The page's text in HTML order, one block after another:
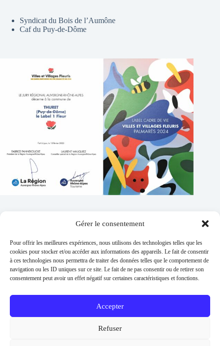
Gérer le consentement
Pour offrir les meilleures expériences, nous utilisons des technologies telles que les
cookies pour stocker et/ou accéder aux informations des appareils. Le fait de consentir
à ces technologies nous permettra de traiter des données telles que le comportement de
navigation ou les ID uniques sur ce site. Le fait de ne pas consentir ou de retirer son
consentement peut avoir un effet négatif sur certaines caractéristiques et fonctions.
Accepter
Refuser
Syndicat du Bois de l’Aumône
Caf du Puy-de-Dôme
Addresse :
1 place de l'église 63260 Thuret
Phone:
04 73 97 91 58
E-mail :
Permanences :
Lundi et jeudi 13h30 - 17h30 / Mardi et